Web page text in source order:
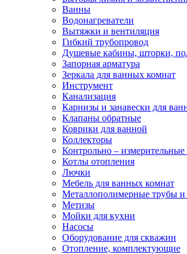
Ванны
Водонагреватели
Вытяжки и вентиляция
Гибкий трубопровод
Душевые кабины, шторки,
Запорная арматура
Зеркала для ванных комнат
Инструмент
Канализация
Карнизы и занавески для
Клапаны обратные
Коврики для ванной
Коллекторы
Контрольно –
Котлы отопления
Лючки
Мебель для ванных комнат
Металлополимерные трубы
Метизы
Мойки для кухни
Насосы
Оборудование для скважин
Отопление, комплектующие